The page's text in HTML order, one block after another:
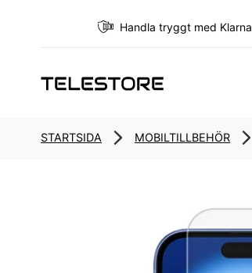
Handla tryggt med Klarna
STARTSIDA MOBILTILLBEHÖR